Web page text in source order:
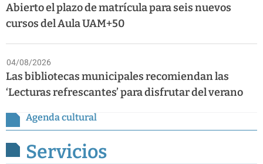
Abierto el plazo de matrícula para seis nuevos
cursos del Aula UAM+50
04/08/2026
Las bibliotecas municipales recomiendan las
‘Lecturas refrescantes’ para disfrutar del verano
Agenda cultural
Servicios